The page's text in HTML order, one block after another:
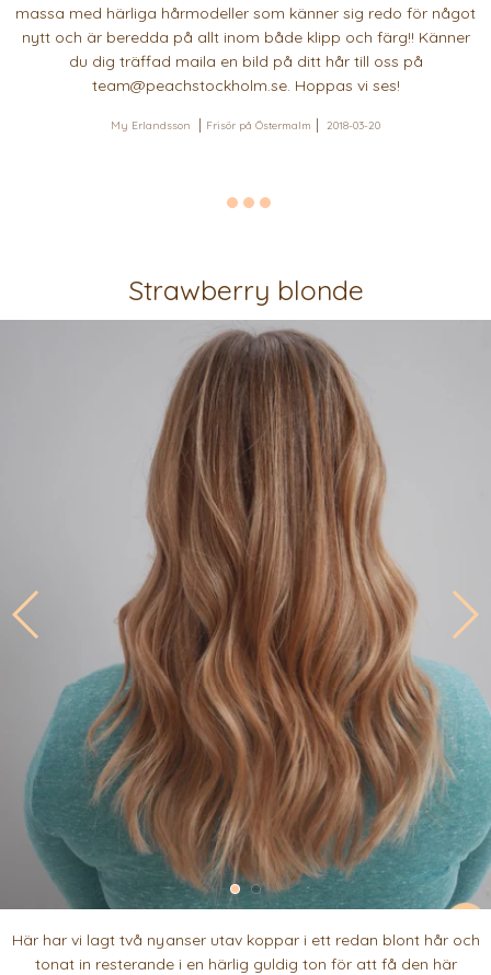
massa med härliga hårmodeller som känner sig redo för något
nytt och är beredda på allt inom både klipp och färg!! Känner
du dig träffad maila en bild på ditt hår till oss på
team@peachstockholm.se. Hoppas vi ses!
My Erlandsson Frisör på Östermalm 2018-03-20
Strawberry blonde
Här har vi lagt två nyanser utav koppar i ett redan blont hår och
tonat in resterande i en härlig guldig ton för att få den här